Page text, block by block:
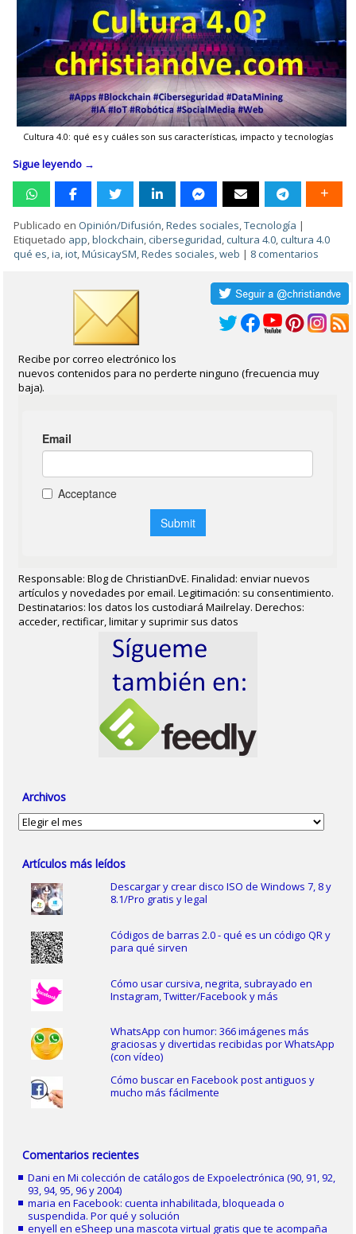
Cultura 4.0: qué es y cuáles son sus características, impacto y tecnologías
Sigue leyendo →
Publicado en Opinión/Difusión,Redes sociales,Tecnología |
Etiquetado app,blockchain,ciberseguridad,cultura 4.0,cultura 4.0
qué es,ia,iot,MúsicaySM,Redes sociales,web | 8 comentarios
Recibe por correo electrónico los
nuevos contenidos para no perderte ninguno (frecuencia muy
baja).
Responsable: Blog de ChristianDvE. Finalidad: enviar nuevos
artículos y novedades por email. Legitimación: su consentimiento.
Destinatarios: los datos los custodiará Mailrelay. Derechos:
acceder, rectificar, limitar y suprimir sus datos
Archivos
Archivos
Artículos más leídos
Descargar y crear disco ISO de Windows 7, 8 y
8.1/Pro gratis y legal
Códigos de barras 2.0 - qué es un código QR y
para qué sirven
Cómo usar cursiva, negrita, subrayado en
Instagram, Twitter/Facebook y más
WhatsApp con humor: 366 imágenes más
graciosas y divertidas recibidas por WhatsApp
(con vídeo)
Cómo buscar en Facebook post antiguos y
mucho más fácilmente
Comentarios recientes
Dani enMi colección de catálogos de Expoelectrónica (90, 91, 92,
93, 94, 95, 96 y 2004)
maria enFacebook: cuenta inhabilitada, bloqueada o
suspendida. Por qué y solución
enyell eneSheep una mascota virtual gratis que te acompaña